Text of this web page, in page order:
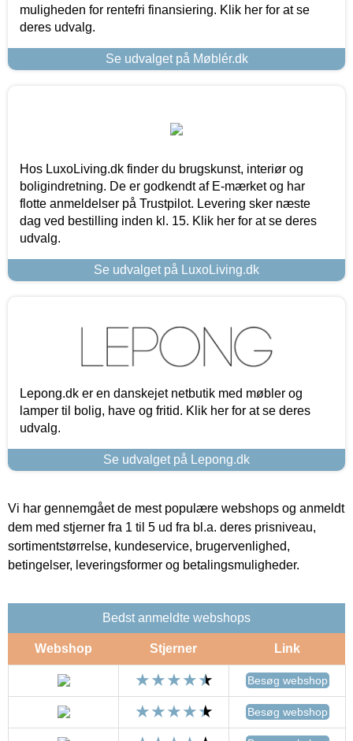
muligheden for rentefri finansiering. Klik her for at se
deres udvalg.
Se udvalget på Møblér.dk
Hos LuxoLiving.dk finder du brugskunst, interiør og
boligindretning. De er godkendt af E-mærket og har
flotte anmeldelser på Trustpilot. Levering sker næste
dag ved bestilling inden kl. 15. Klik her for at se deres
udvalg.
Se udvalget på LuxoLiving.dk
Lepong.dk er en danskejet netbutik med møbler og
lamper til bolig, have og fritid. Klik her for at se deres
udvalg.
Se udvalget på Lepong.dk
Vi har gennemgået de mest populære webshops og anmeldt
dem med stjerner fra 1 til 5 ud fra bl.a. deres prisniveau,
sortimentstørrelse, kundeservice, brugervenlighed,
betingelser, leveringsformer og betalingsmuligheder.
Bedst anmeldte webshops
Webshop Stjerner Link
Besøg webshop
Besøg webshop